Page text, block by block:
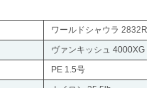
ワールドシャウラ 2832RS-2
ヴァンキッシュ 4000XG
PE 1.5号